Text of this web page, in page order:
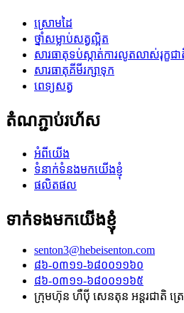
ស្រោមដៃ
ថ្នាំសម្លាប់សត្វល្អិត
សារធាតុ​ទប់ស្កាត់​ការលូតលាស់​រុក្ខជា
សារធាតុគីមីរក្សាទុក
ពេទ្យសត្វ
តំណភ្ជាប់រហ័ស
អំពីយើង
ទំនាក់ទំនងមកយើងខ្ញុំ
ផលិតផល
ទាក់ទងមកយើងខ្ញុំ
senton3@hebeisenton.com
៨៦-០៣១១-៦៨០០១១៦០
៨៦-០៣១១-៦៨០០១១៦៥
ក្រុមហ៊ុន ហឺប៉ី សេនតុន អន្តរជាតិ ត្